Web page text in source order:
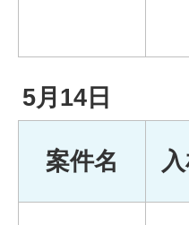
5月14日
案件名